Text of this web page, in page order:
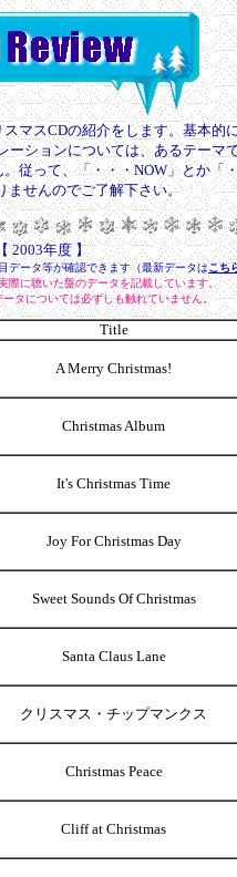
マスCDの紹介をします。基本的
ーションについては、あるテーマ
従って、「・・・NOW」とか「
ませんのでご了解下さい。
2003年度 】
データ等が確認できます（最新データはこち
際に聴いた盤のデータを記載しています。
タについては必ずしも触れていません。
Title
A Merry Christmas!
Christmas Album
It's Christmas Time
Joy For Christmas Day
Sweet Sounds Of Christmas
Santa Claus Lane
クリスマス・チップマンクス
Christmas Peace
Cliff at Christmas